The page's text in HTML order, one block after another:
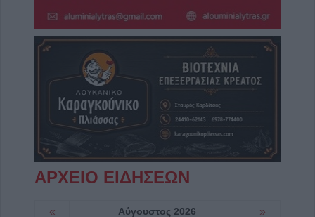
ΑΡΧΕΙΟ ΕΙΔΗΣΕΩΝ
« Αύγουστος 2026 »